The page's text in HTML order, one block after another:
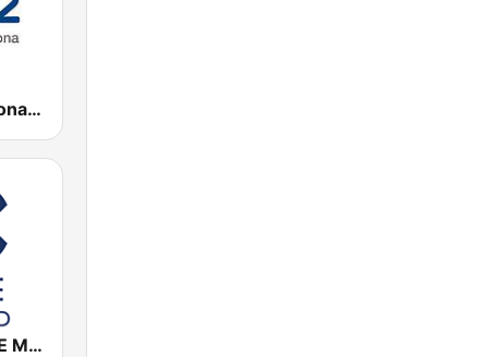
Ràdio Barcelona SER
Cadena COPE Madrid